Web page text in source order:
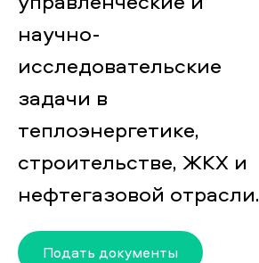
научно-
исследовательские
задачи в
теплоэнергетике,
строительстве, ЖКХ и
нефтегазовой отрасли.
Подать документы